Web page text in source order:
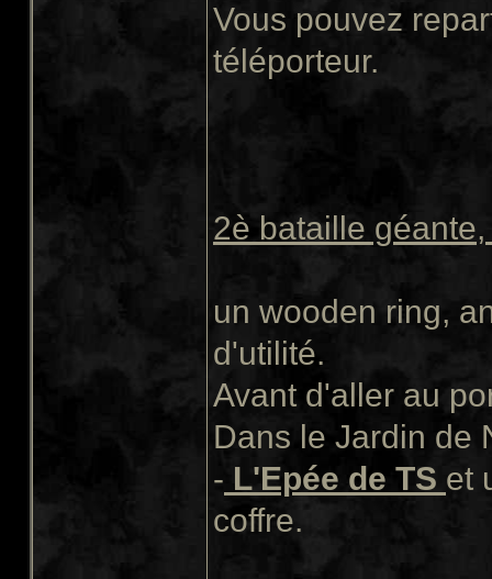
Vous pouvez
téléporteur.
2è bataille
un wooden ring,
d'utilité.
Avant d'aller au
Dans le Jardin de
- L'Epée de TS et
coffre.